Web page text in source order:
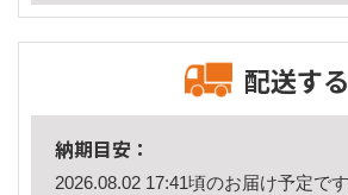
配送する
納期目安：
2026.08.02 17:41頃のお届け予定です